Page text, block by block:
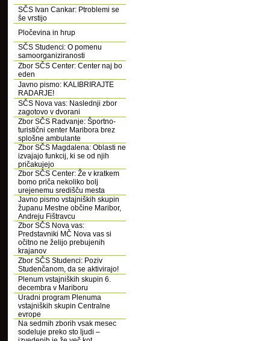
SČS Ivan Cankar: Ptroblemi se
še vrstijo
Pločevina in hrup
SČS Studenci: O pomenu
samoorganiziranosti
Zbor SČS Center: Center naj bo
eden
Javno pismo: KALIBRIRAJTE
RADARJE!
SČS Nova vas: Naslednji zbor
zagotovo v dvorani
Zbor SČS Radvanje: Športno-
turistični center Maribora brez
splošne ambulante
Zbor SČS Magdalena: Oblasti ne
izvajajo funkcij, ki se od njih
pričakujejo
Zbor SČS Center: Že v kratkem
bomo priča nekoliko bolj
urejenemu središču mesta
Javno pismo vstajniških skupin
županu Mestne občine Maribor,
Andreju Fištravcu
Zbor SČS Nova vas:
Predstavniki MČ Nova vas si
očitno ne želijo prebujenih
krajanov
Zbor SČS Studenci: Poziv
Studenčanom, da se aktivirajo!
Plenum vstajniških skupin 6.
decembra v Mariboru
Uradni program Plenuma
vstajniških skupin Centralne
evrope
Na sedmih zborih vsak mesec
sodeluje preko sto ljudi –